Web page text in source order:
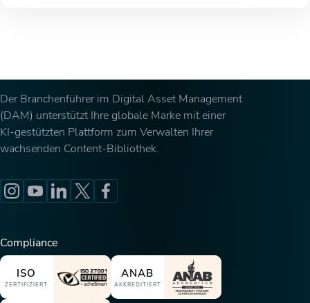
Der Branchenführer im Digital Asset Management
(DAM) unterstützt Ihre globale Marke mit einer
KI-gestützten Plattform zum Verwalten Ihrer
wachsenden Content-Bibliothek.
Compliance
ISO
ZERTIFIZIERT
ANAB
AKKREDITIERT